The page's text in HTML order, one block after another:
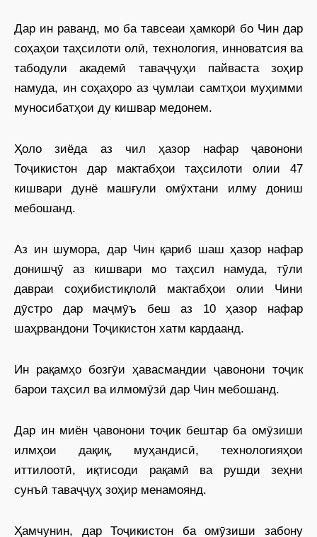
Дар ин раванд, мо ба тавсеаи ҳамкорӣ бо Чин дар
соҳаҳои таҳсилоти олӣ, технология, инноватсия ва
табодули академӣ таваҷҷуҳи пайваста зоҳир
намуда, ин соҳаҳоро аз ҷумлаи самтҳои муҳимми
муносибатҳои ду кишвар медонем.
Ҳоло зиёда аз чил ҳазор нафар ҷавонони
Тоҷикистон дар мактабҳои таҳсилоти олии 47
кишвари дунё машғули омӯхтани илму дониш
мебошанд.
Аз ин шумора, дар Чин қариб шаш ҳазор нафар
донишҷӯ аз кишвари мо таҳсил намуда, тӯли
давраи соҳибистиқлолӣ мактабҳои олии Чини
дӯстро дар маҷмӯъ беш аз 10 ҳазор нафар
шаҳрвандони Тоҷикистон хатм кардаанд.
Ин рақамҳо бозгӯи ҳавасмандии ҷавонони тоҷик
барои таҳсил ва илмомӯзӣ дар Чин мебошанд.
Дар ин миён ҷавонони тоҷик бештар ба омӯзиши
илмҳои дақиқ, муҳандисӣ, технологияҳои
иттилоотӣ, иқтисоди рақамӣ ва рушди зеҳни
сунъӣ таваҷҷуҳ зоҳир менамоянд.
Ҳамчунин, дар Тоҷикистон ба омӯзиши забону